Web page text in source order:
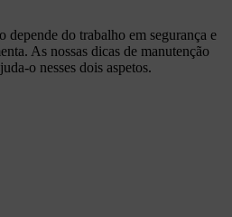
depende do trabalho em segurança e
As nossas dicas de manutenção
o nesses dois aspetos.